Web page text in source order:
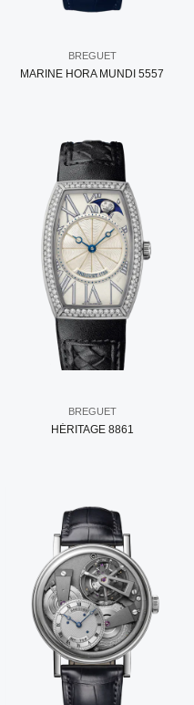
BREGUET
MARINE HORA MUNDI 5557
BREGUET
HÉRITAGE 8861